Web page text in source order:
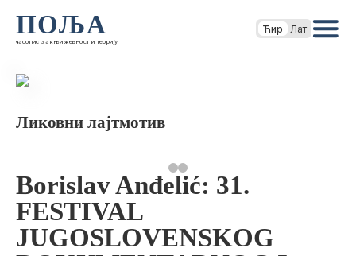
ПОЉА
часопис за књижевност и теорију
Ћир Лат
Ликовни лајтмотив
Borislav Anđelić: 31.
FESTIVAL
JUGOSLOVENSKOG